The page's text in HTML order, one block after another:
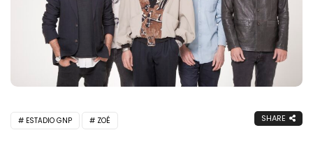
ESTADIO GNP ZOÉ SHARE